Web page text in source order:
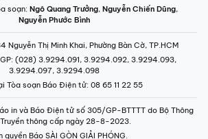
soạn: Ngô Quang Trưởng, Nguyễn Chiến Dũng,
Nguyễn Phước Bình
Nguyễn Thị Minh Khai, Phường Bàn Cờ, TP.HCM
: (028) 3.9294.091, 3.9294.092, 3.9294.093,
3.9294.097, 3.9294.098
Tòa soạn Báo Điện tử: 08 65 11 22 55
in và Báo Điện tử số 305/GP-BTTTT do Bộ Thông
thông cấp ngày 28-8-2023.
quyền Báo SÀI GÒN GIẢI PHÓNG.